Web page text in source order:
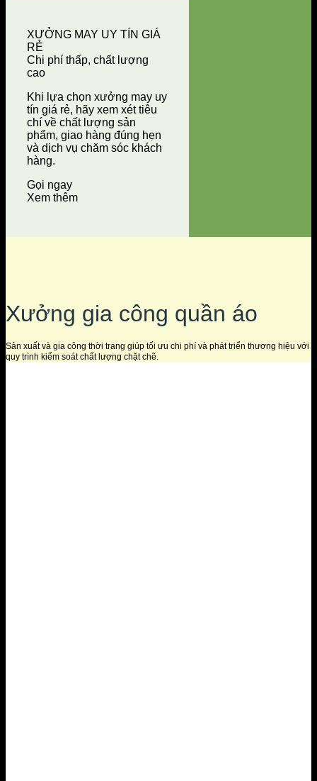
XƯỞNG MAY UY TÍN GIÁ
RẺ
Chi phí thấp, chất lượng
cao
Khi lựa chọn xưởng may uy
tín giá rẻ, hãy xem xét tiêu
chí về chất lượng sản
phẩm, giao hàng đúng hẹn
và dịch vụ chăm sóc khách
hàng.
Gọi ngay
Xem thêm
Xưởng gia công quần áo
Sản xuất và gia công thời trang giúp tối ưu chi phí và phát triển thương hiệu với
quy trình kiểm soát chất lượng chặt chẽ.